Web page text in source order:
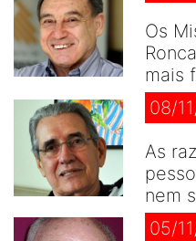
Os
mais
08/
As
nem
05/